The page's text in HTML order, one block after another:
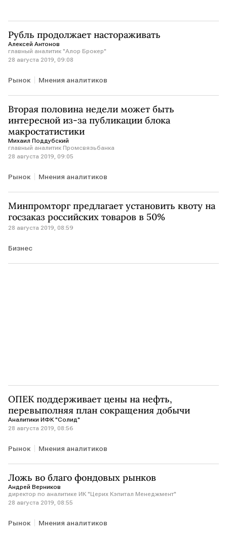
Рубль продолжает настораживать
Алексей Антонов
главный аналитик "Алор Брокер"
28 августа 2019, 09:08
Рынок Мнения аналитиков
Вторая половина недели может быть
интересной из-за публикации блока
макростатистики
Михаил Поддубский
главный аналитик Промсвязьбанка
28 августа 2019, 09:05
Рынок Мнения аналитиков
Минпромторг предлагает установить квоту на
госзаказ российских товаров в 50%
28 августа 2019, 08:59
Бизнес
ОПЕК поддерживает цены на нефть,
перевыполняя план сокращения добычи
Аналитики ИФК "Солид"
28 августа 2019, 08:56
Рынок Мнения аналитиков
Ложь во благо фондовых рынков
Андрей Верников
директор по аналитике ИК "Церих Кэпитал Менеджмент"
28 августа 2019, 08:55
Рынок Мнения аналитиков